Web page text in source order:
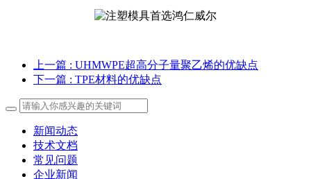
上一篇 : UHMWPE超高分子量聚乙烯的优缺点
下一篇 : TPE材料的优缺点
新闻动态
技术文档
常见问题
企业新闻